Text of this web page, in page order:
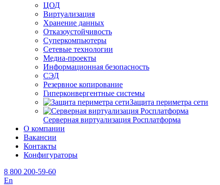
ЦОД
Виртуализация
Хранение данных
Отказоустойчивость
Суперкомпьютеры
Сетевые технологии
Медиа-проекты
Информационная безопасность
СЭД
Резервное копирование
Гиперконвергентные системы
Защита периметра сети
Серверная виртуализация Росплатформа
О компании
Вакансии
Контакты
Конфигураторы
8 800 200-59-60
En